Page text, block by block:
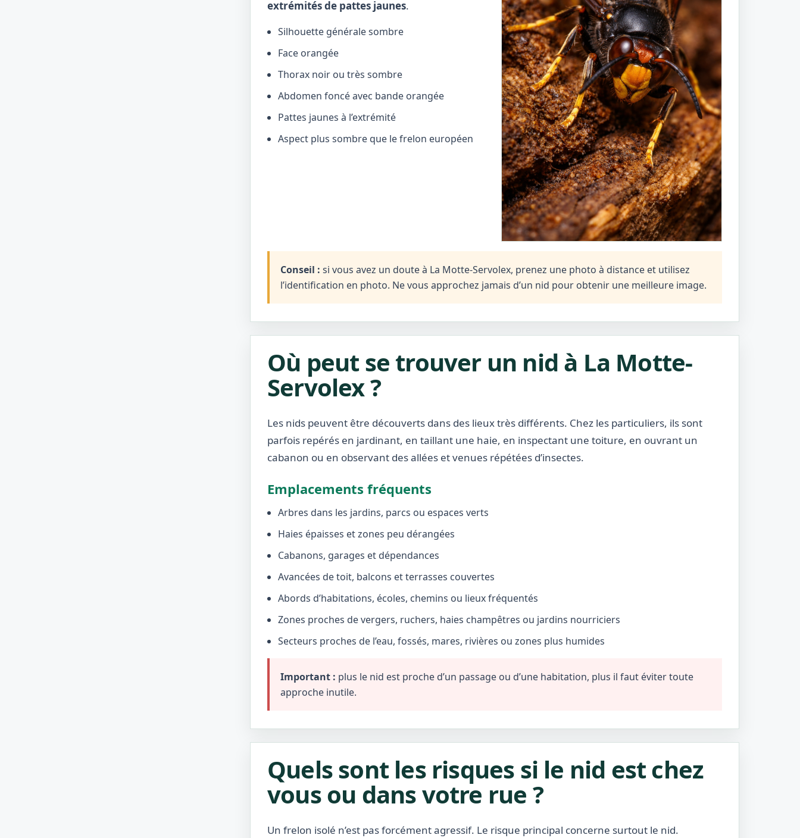
extrémités de pattes jaunes.
Silhouette générale sombre
Face orangée
Thorax noir ou très sombre
Abdomen foncé avec bande orangée
Pattes jaunes à l’extrémité
Aspect plus sombre que le frelon européen
Conseil : si vous avez un doute à La Motte-Servolex, prenez une photo à distance et utilisez
l’identification en photo. Ne vous approchez jamais d’un nid pour obtenir une meilleure image.
Où peut se trouver un nid à La Motte-
Servolex ?
Les nids peuvent être découverts dans des lieux très différents. Chez les particuliers, ils sont
parfois repérés en jardinant, en taillant une haie, en inspectant une toiture, en ouvrant un
cabanon ou en observant des allées et venues répétées d’insectes.
Emplacements fréquents
Arbres dans les jardins, parcs ou espaces verts
Haies épaisses et zones peu dérangées
Cabanons, garages et dépendances
Avancées de toit, balcons et terrasses couvertes
Abords d’habitations, écoles, chemins ou lieux fréquentés
Zones proches de vergers, ruchers, haies champêtres ou jardins nourriciers
Secteurs proches de l’eau, fossés, mares, rivières ou zones plus humides
Important : plus le nid est proche d’un passage ou d’une habitation, plus il faut éviter toute
approche inutile.
Quels sont les risques si le nid est chez
vous ou dans votre rue ?
Un frelon isolé n’est pas forcément agressif. Le risque principal concerne surtout le nid.